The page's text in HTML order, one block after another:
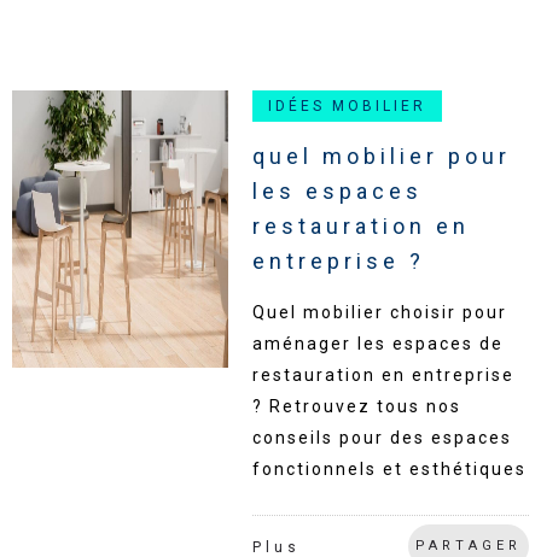
IDÉES MOBILIER
quel mobilier pour
les espaces
restauration en
entreprise ?
Quel mobilier choisir pour
aménager les espaces de
restauration en entreprise
? Retrouvez tous nos
conseils pour des espaces
fonctionnels et esthétiques
Plus PARTAGER